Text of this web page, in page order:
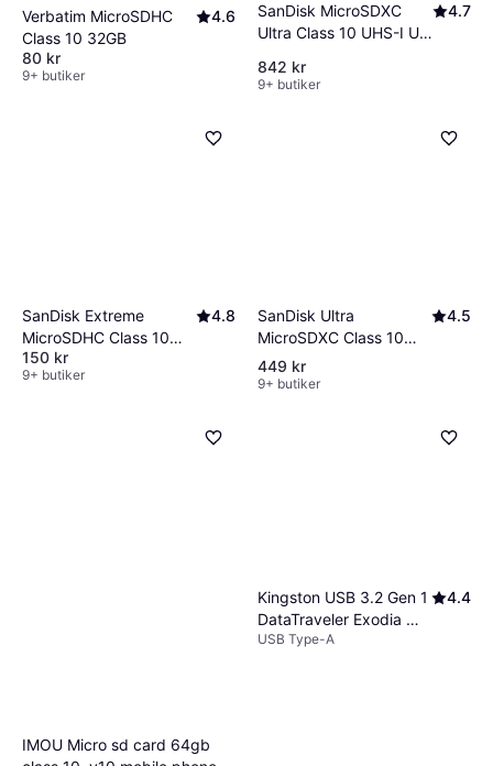
Verbatim MicroSDHC
Class 10 32GB
4.6
80 kr
9+ butiker
SanDisk MicroSDXC
Ultra Class 10 UHS-I U1
4.7
842 kr
9+ butiker
SanDisk Extreme
MicroSDHC Class 10
UHS-I U3 V30 A1
100/60MB/s 32GB
4.8
150 kr
9+ butiker
SanDisk Ultra
MicroSDXC Class 10
UHS-I U1 A1 150MB/s
256GB
4.5
449 kr
9+ butiker
IMOU Micro sd card 64gb
Kingston USB 3.2 Gen 1
DataTraveler Exodia M
64GB
4.4
USB Type-A